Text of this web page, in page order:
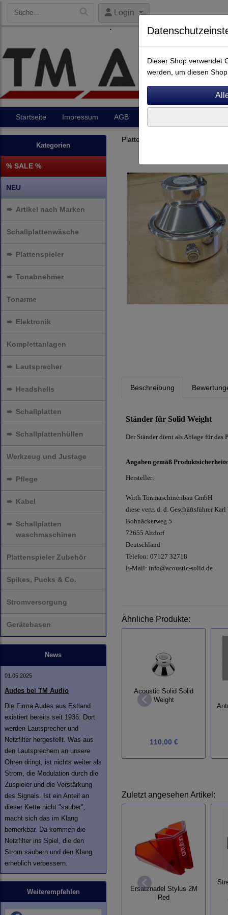
Login
Startseite Impressum AGB
Kategorien
% SALE %
NEU
➨ Artikel nach Marken
Schallplattenwäsche
➨ Plattenspieler
➨ Tonabnehmer
Tonarme
➨ Elektronik
Komplettanlagen
➨ Lautsprecher
➨ Headshells
➨ Schallplatten
➨ Schallplattenhüllen
Werkzeug und Justage
➨ Pflege
➨ Kabel
➨ Schallplatten
waschmaschinen
Plattenspieler Zubehör
Spikes, Pucks & Co.
Stromversorgung
Gerätebasen
News
01.05.2025
Audes bei TM Audio
Die Firma Audes aus Estland
existiert bereits seit 1936. Dort
werden Lautsprecher und
Netzfilter hergestellt. Was aus
den Lautsprechern an unsere
Ohren dringt, ist nichts weiter als
Strom, die Modulation durch die
Zuspieler und die Verstärkung
des Signals. Ist ein Anteil an
dieser Kette nicht "sauber",
macht sich das im Klang
bemerkbar. Da kommen die
Netzfilter ins Spiel, die den
Strom säubern und den Klang
erheblich verbessern.
Weiterempfehlen
Plattenspieler
Beschreibung
Ständer für Solid Weight
Der Ständer dient als Ablage für
Angaben gemäß
Hersteller:
Wirth Tonmaschinenbau GmbH
diese vertr. d. d. Geschäftsführer Karl
Bohnäckerweg 5
72655 Altdorf
Deutschland
Telefon: 07127 32718
E-Mail: info@acoustic-solid.de
Ähnliche Produkte:
Acoustic Solid Solid
Weight
110,00 €
Zuletzt angesehen Artikel:
Ersatznadel Stylus 2M
Red
Dieser Shop verwendet
werden, um diesen